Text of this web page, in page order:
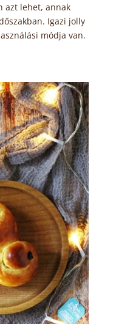
azt lehet, annak
Igazi jolly
módja van.